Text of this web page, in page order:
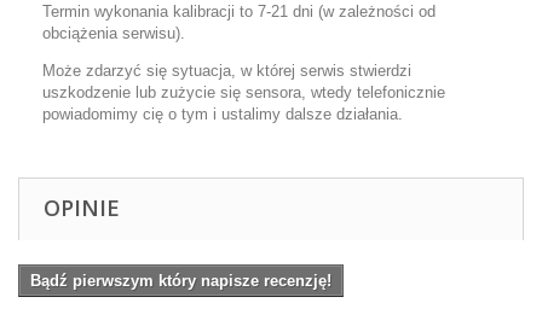
Termin wykonania kalibracji to 7-21 dni (w zależności od
obciążenia serwisu).
Może zdarzyć się sytuacja, w której serwis stwierdzi
uszkodzenie lub zużycie się sensora, wtedy telefonicznie
powiadomimy cię o tym i ustalimy dalsze działania.
OPINIE
Bądź pierwszym który napisze recenzję!